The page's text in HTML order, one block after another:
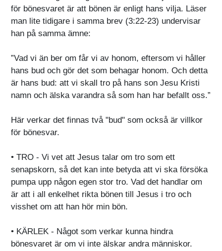
för bönesvaret är att bönen är enligt hans vilja. Läser
man lite tidigare i samma brev (3:22-23) undervisar
han på samma ämne:
”Vad vi än ber om får vi av honom, eftersom vi håller
hans bud och gör det som behagar honom. Och detta
är hans bud: att vi skall tro på hans son Jesu Kristi
namn och älska varandra så som han har befallt oss.”
Här verkar det finnas två "bud" som också är villkor
för bönesvar.
• TRO - Vi vet att Jesus talar om tro som ett
senapskorn, så det kan inte betyda att vi ska försöka
pumpa upp någon egen stor tro. Vad det handlar om
är att i all enkelhet rikta bönen till Jesus i tro och
visshet om att han hör min bön.
• KÄRLEK - Något som verkar kunna hindra
bönesvaret är om vi inte älskar andra människor.